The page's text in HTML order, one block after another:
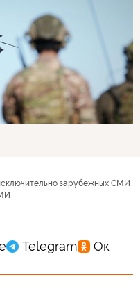
зарубежных СМИ